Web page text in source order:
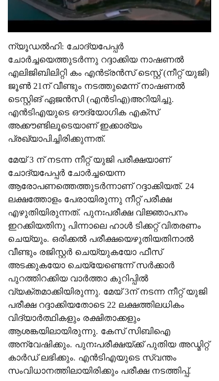
ന്യൂഡൽഹി: ചോദ്യപേപ്പർ
ചോർച്ചയെത്തുടർന്നു റദ്ദാക്കിയ നാഷണൽ
എലിജിബിലിറ്റി കം എൻ‌ട്രൻസ് ടെസ്റ്റ് (നീറ്റ് യുജി)
ജൂൺ 21ന് വീണ്ടും നടത്തുമെന്ന് നാഷണൽ
ടെസ്റ്റിങ് ഏജൻസി (എൻടിഎ)അറിയിച്ചു.
എൻടിഎയുടെ ഔദ്യോഗിക എക്സ്
അക്കൗണ്ടിലൂടെയാണ് ഇക്കാര്യം
പ്രഖ്യാപിച്ചിരിക്കുന്നത്.
മേയ് 3 ന് നടന്ന നീറ്റ് യുജി പരീക്ഷയാണ്
ചോദ്യപേപ്പർ ചോർച്ചയെന്ന
ആരോപണത്തെത്തുടർന്നാണ് റദ്ദാക്കിയത്. 24
ലക്ഷത്തോളം പേരായിരുന്നു നീറ്റ് പരീക്ഷ
എഴുതിയിരുന്നത്. പുനഃപരീക്ഷ വിജ്ഞാപനം
ഇറക്കിയതിനു പിന്നാലെ ഹാൾ ടിക്കറ്റ് വിതരണം
ചെയ്യും. ഒരിക്കൽ പരീക്ഷയെഴുതിയതിനാൽ
വീണ്ടും രജിസ്റ്റർ ചെയ്യുകയോ ഫീസ്
അടക്കുകയോ ചെയ്യേണ്ടെന്ന് സർക്കാർ
പുറത്തിറക്കിയ വാർത്താ കുറിപ്പിൽ
വ്യക്തമാക്കിയിരുന്നു. മേയ് 3ന് നടന്ന നീറ്റ് യുജി
പരീക്ഷ റദ്ദാക്കിയതോടെ 22 ലക്ഷത്തിലധികം
വിദ്യാർത്ഥികളും രക്ഷിതാക്കളും
ആശങ്കയിലായിരുന്നു. കേസ് സിബിഐ
അന്വേഷിക്കും. പുനഃപരീക്ഷയ്ക്ക് പുതിയ അഡ്മിറ്റ്
കാർഡ് ലഭിക്കും. എൻടിഎയുടെ സ്വന്തം
സംവിധാനത്തിലായിരിക്കും പരീക്ഷ നടത്തിപ്പ്.